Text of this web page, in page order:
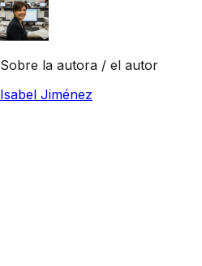
Sobre la autora / el autor
Isabel Jiménez